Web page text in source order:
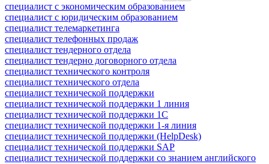
специалист с экономическим образованием
специалист с юридическим образованием
специалист телемаркетинга
специалист телефонных продаж
специалист тендерного отдела
специалист тендерно договорного отдела
специалист технического контроля
специалист технического отдела
специалист технической поддержки
специалист технической поддержки 1 линия
специалист технической поддержки 1С
специалист технической поддержки 1-я линия
специалист технической поддержки (HelpDesk)
специалист технической поддержки SAP
специалист технической поддержки со знанием английского